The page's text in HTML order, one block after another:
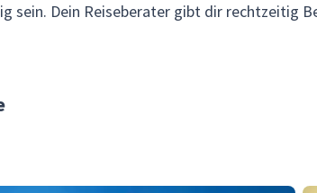
sein. Dein Reiseberater gibt dir rechtzeitig